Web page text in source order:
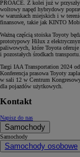
PROACE. Z kolei już w
woltowy napęd hybrydowy
w warunkach miejskich i w
finansowe, takie jak KINTO
Ważną częścią stoiska Toyoty
prototypowy Hilux z
paliwowych, które Toyota
i pozostałych środkach transportu.
Targi IAA Transportation 2024
Konferencja prasowa Toyoty
w sali 12 w Centrum
dla pojazdów użytkowych.
Kontakt
Napisz do nas
Samochody
Samochody
Samochody osobowe